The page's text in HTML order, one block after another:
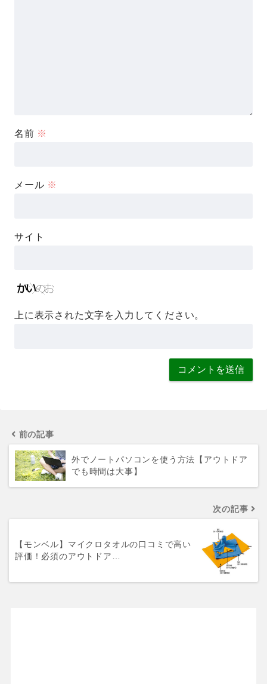
名前 ※
メール ※
サイト
上に表示された文字を入力してください。
前の記事
外でノートパソコンを使う方法【アウトドア
でも時間は大事】
次の記事
【モンベル】マイクロタオルの口コミで高い
評価！必須のアウトドア…